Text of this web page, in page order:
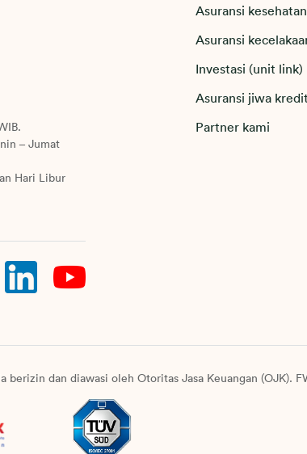
– Jumat
Hari Libur
Asuransi kesehatan
Asuransi
Investasi (unit link)
Asuransi jiwa kredit
Partner kami
berizin dan diawasi oleh Otoritas Jasa Keuangan (OJK).